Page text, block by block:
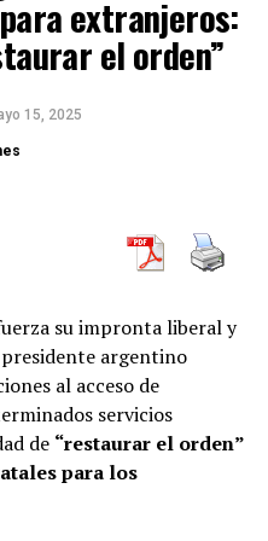
tornado se puede
de categoría 4 o
aseguró la
por valores altos
Minera responsable de
extranjeros:
el orden”
15, 2025
su impronta liberal y
argentino
al acceso de
servicios
de “restaurar el orden”
para los